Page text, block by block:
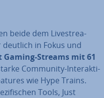
beide dem Live­strea­
in Fokus und
Streams mit 61
Community-In­ter­ak­ti­
wie Hype Trains.
Tools, Just